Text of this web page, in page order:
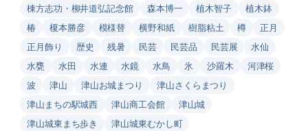
棟方志功・柳井道弘記念館
森本博一 植木智子
植木鉢
椿
榎本勝彦 模様替 横野和紙 樹脂粘土 樽
正月
正月飾り
歴史 残暑 民芸 民芸品 民芸展
水仙
水甕
水田 水連 水鏡 水鳥 氷 沙羅木
河津桜
波
津山 津山お城まつり
津山さくらまつり
津山まちの駅城西
津山商工会館
津山城
津山城東まち歩き
津山城東むかし町